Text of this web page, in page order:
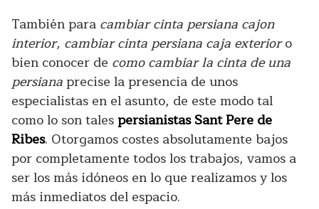
También para cambiar cinta persiana cajon
interior, cambiar cinta persiana caja exterioro
bien conocer de como cambiar la cinta de una
persianaprecise la presencia de unos
especialistas en el asunto, de este modo tal
como lo son talespersianistas Sant Pere de
Ribes. Otorgamos costes absolutamente bajos
por completamente todos los trabajos, vamos a
ser los más idóneos en lo que realizamos y los
más inmediatos del espacio.